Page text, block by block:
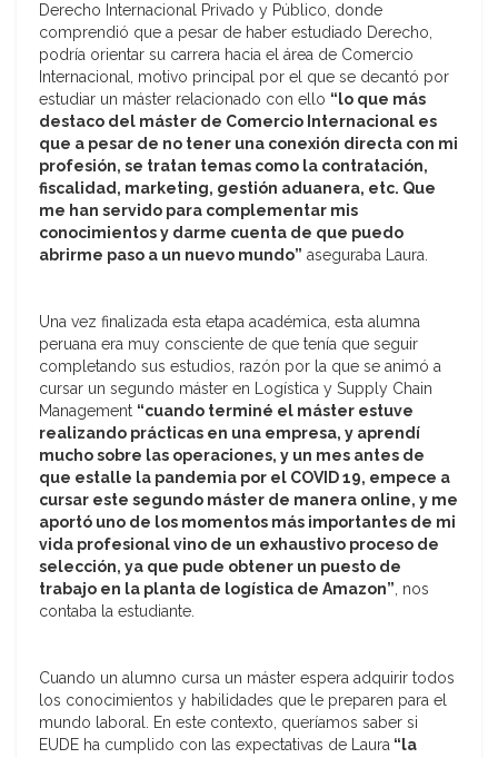
Derecho Internacional Privado y Público, donde
comprendió que a pesar de haber estudiado Derecho,
podría orientar su carrera hacia el área de Comercio
Internacional, motivo principal por el que se decantó por
estudiar un máster relacionado con ello “lo que más
destaco del máster de Comercio Internacional es
que a pesar de no tener una conexión directa con mi
profesión, se tratan temas como la contratación,
fiscalidad, marketing, gestión aduanera, etc. Que
me han servido para complementar mis
conocimientos y darme cuenta de que puedo
abrirme paso a un nuevo mundo” aseguraba Laura.
Una vez finalizada esta etapa académica, esta alumna
peruana era muy consciente de que tenía que seguir
completando sus estudios, razón por la que se animó a
cursar un segundo máster en Logística y Supply Chain
Management “cuando terminé el máster estuve
realizando prácticas en una empresa, y aprendí
mucho sobre las operaciones, y un mes antes de
que estalle la pandemia por el COVID 19, empece a
cursar este segundo máster de manera online, y me
aportó uno de los momentos más importantes de mi
vida profesional vino de un exhaustivo proceso de
selección, ya que pude obtener un puesto de
trabajo en la planta de logística de Amazon”, nos
contaba la estudiante.
Cuando un alumno cursa un máster espera adquirir todos
los conocimientos y habilidades que le preparen para el
mundo laboral. En este contexto, queríamos saber si
EUDE ha cumplido con las expectativas de Laura “la